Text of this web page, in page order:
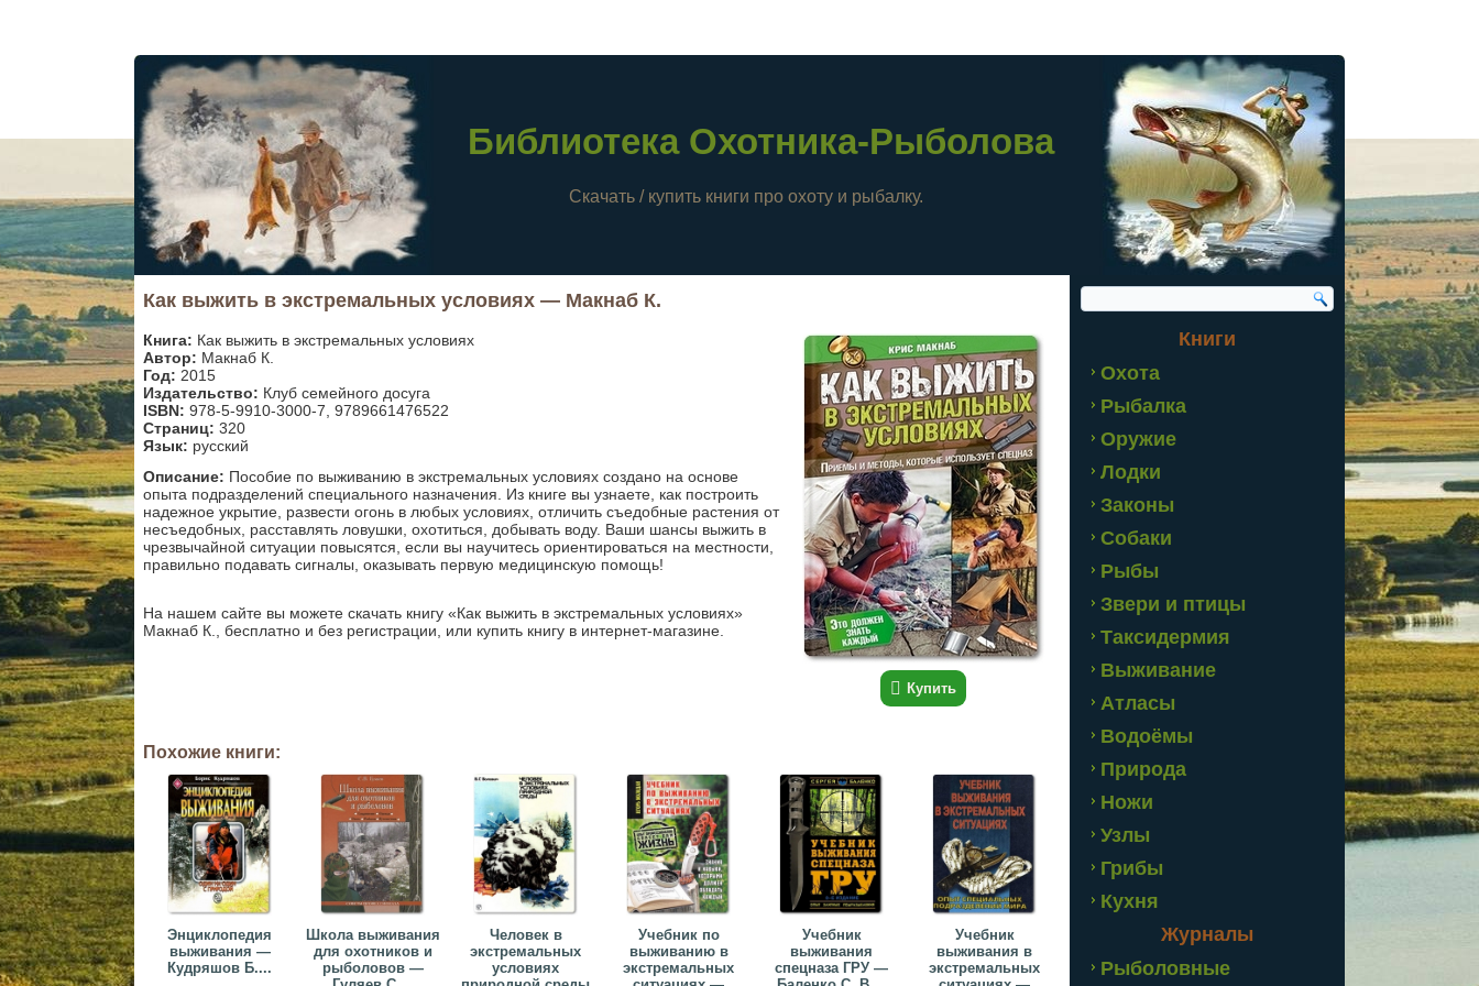
Библиотека Охотника-Рыболова
Скачать / купить книги про охоту и рыбалку.
Как выжить в экстремальных условиях — Макнаб К.
Купить
Книга: Как выжить в экстремальных условиях
Автор: Макнаб К.
Год: 2015
Издательство: Клуб семейного досуга
ISBN: 978-5-9910-3000-7, 9789661476522
Страниц: 320
Язык: русский
Описание: Пособие по выживанию в экстремальных условиях создано на основе
опыта подразделений специального назначения. Из книге вы узнаете, как построить
надежное укрытие, развести огонь в любых условиях, отличить съедобные растения от
несъедобных, расставлять ловушки, охотиться, добывать воду. Ваши шансы выжить в
чрезвычайной ситуации повысятся, если вы научитесь ориентироваться на местности,
правильно подавать сигналы, оказывать первую медицинскую помощь!
На нашем сайте вы можете скачать книгу «Как выжить в экстремальных условиях»
Макнаб К., бесплатно и без регистрации, или купить книгу в интернет-магазине.
Похожие книги:
Энциклопедия
выживания —
Кудряшов Б....
Школа выживания
для охотников и
рыболовов —
Человек в
экстремальных
условиях
Учебник по
выживанию в
экстремальных
Учебник
выживания
спецназа ГРУ —
Учебник
выживания в
экстремальных
Книги
Охота
Рыбалка
Оружие
Лодки
Законы
Собаки
Рыбы
Звери и птицы
Таксидермия
Выживание
Атласы
Водоёмы
Природа
Ножи
Узлы
Грибы
Кухня
Журналы
Рыболовные